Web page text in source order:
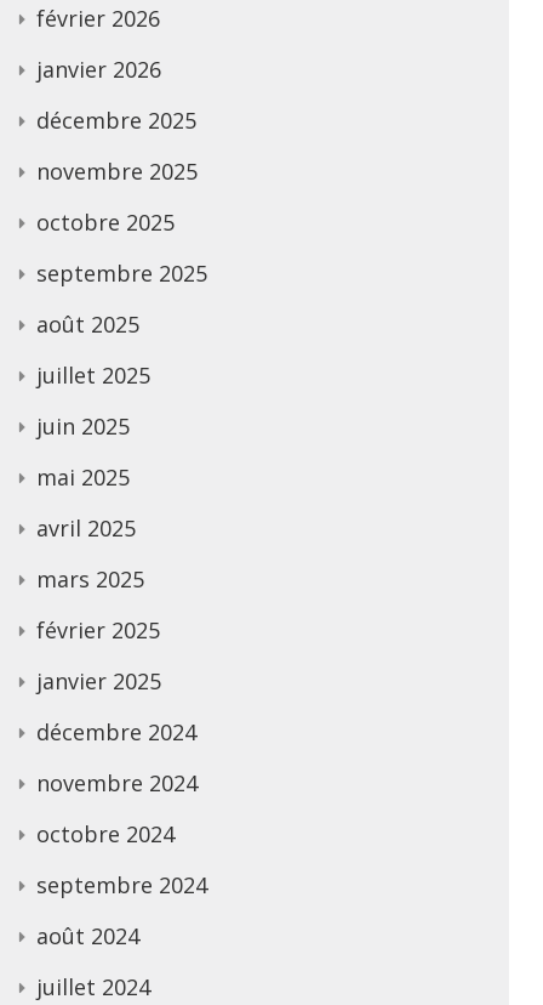
février 2026
janvier 2026
décembre 2025
novembre 2025
octobre 2025
septembre 2025
août 2025
juillet 2025
juin 2025
mai 2025
avril 2025
mars 2025
février 2025
janvier 2025
décembre 2024
novembre 2024
octobre 2024
septembre 2024
août 2024
juillet 2024